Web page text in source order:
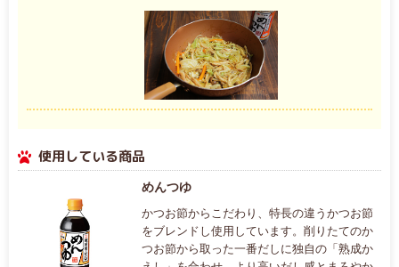
使用している商品
めんつゆ
かつお節からこだわり、特長の違うかつお節
をブレンドし使用しています。削りたてのか
つお節から取った一番だしに独自の「熟成か